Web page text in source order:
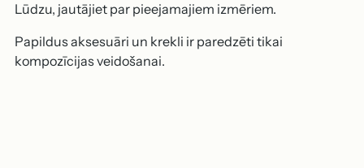
Lūdzu, jautājiet par pieejamajiem izmēriem.
Papildus aksesuāri un krekli ir paredzēti tikai
kompozīcijas veidošanai.